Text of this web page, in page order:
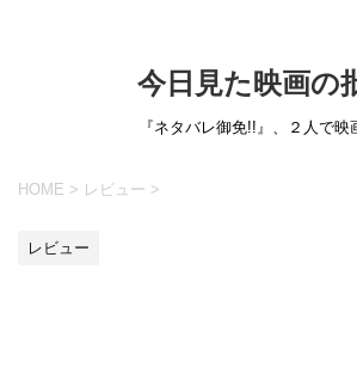
今日見た映画の
『ネタバレ御免!!』、２人で映
HOME > レビュー >
レビュー